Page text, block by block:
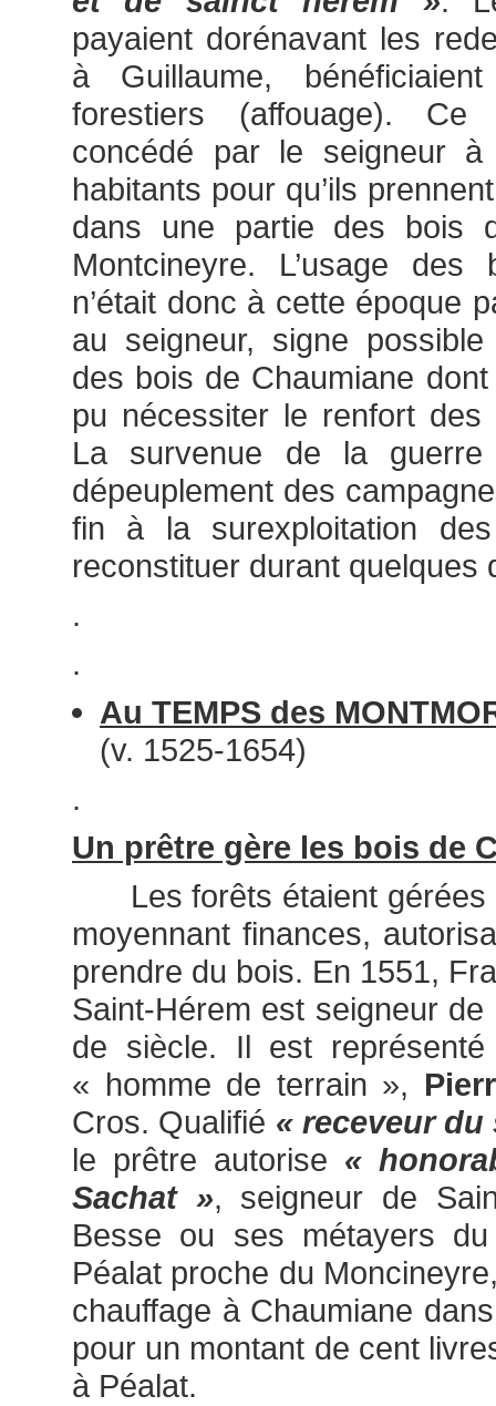
payaient dorénavant les
à Guillaume,
forestiers (affouage). Ce
concédé par le seigneur
habitants pour qu’ils
dans une partie des bois
Montcineyre. L’usage
n’était donc à cette époque
au seigneur, signe possible
des bois de Chaumiane
pu nécessiter le renfort des
La survenue de la
dépeuplement des
fin à la surexploitation
reconstituer durant quelques
.
.
Au TEMPS des
(v. 1525-1654)
.
Un prêtre gère les bois de
Les forêts étaient gérées
moyennant finances,
prendre du bois. En 1551,
Saint-Hérem est seigneur
de siècle. Il est
« homme de terrain »,
Cros. Qualifié « receveur
le prêtre autorise «
Sachat », seigneur de
Besse ou ses métayers
Péalat proche du
chauffage à Chaumiane
pour un montant de cent
à Péalat.